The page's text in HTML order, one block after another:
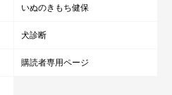
いぬのきもち健保
犬診断
購読者専用ページ